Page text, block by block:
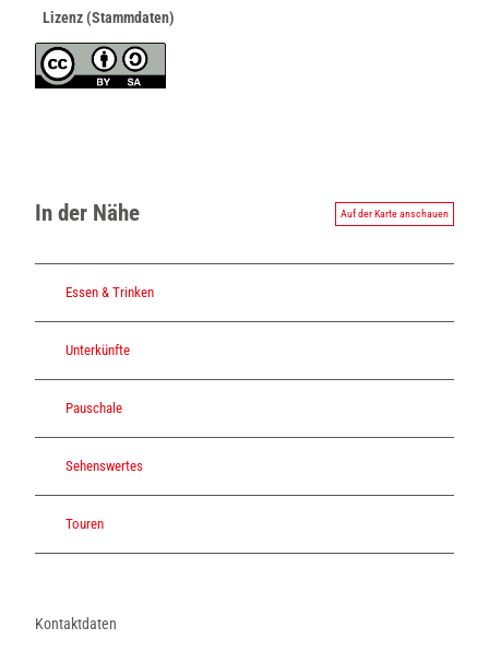
Lizenz (Stammdaten)
In der Nähe Auf der Karte anschauen
Essen & Trinken
Unterkünfte
Pauschale
Sehenswertes
Touren
Kontaktdaten